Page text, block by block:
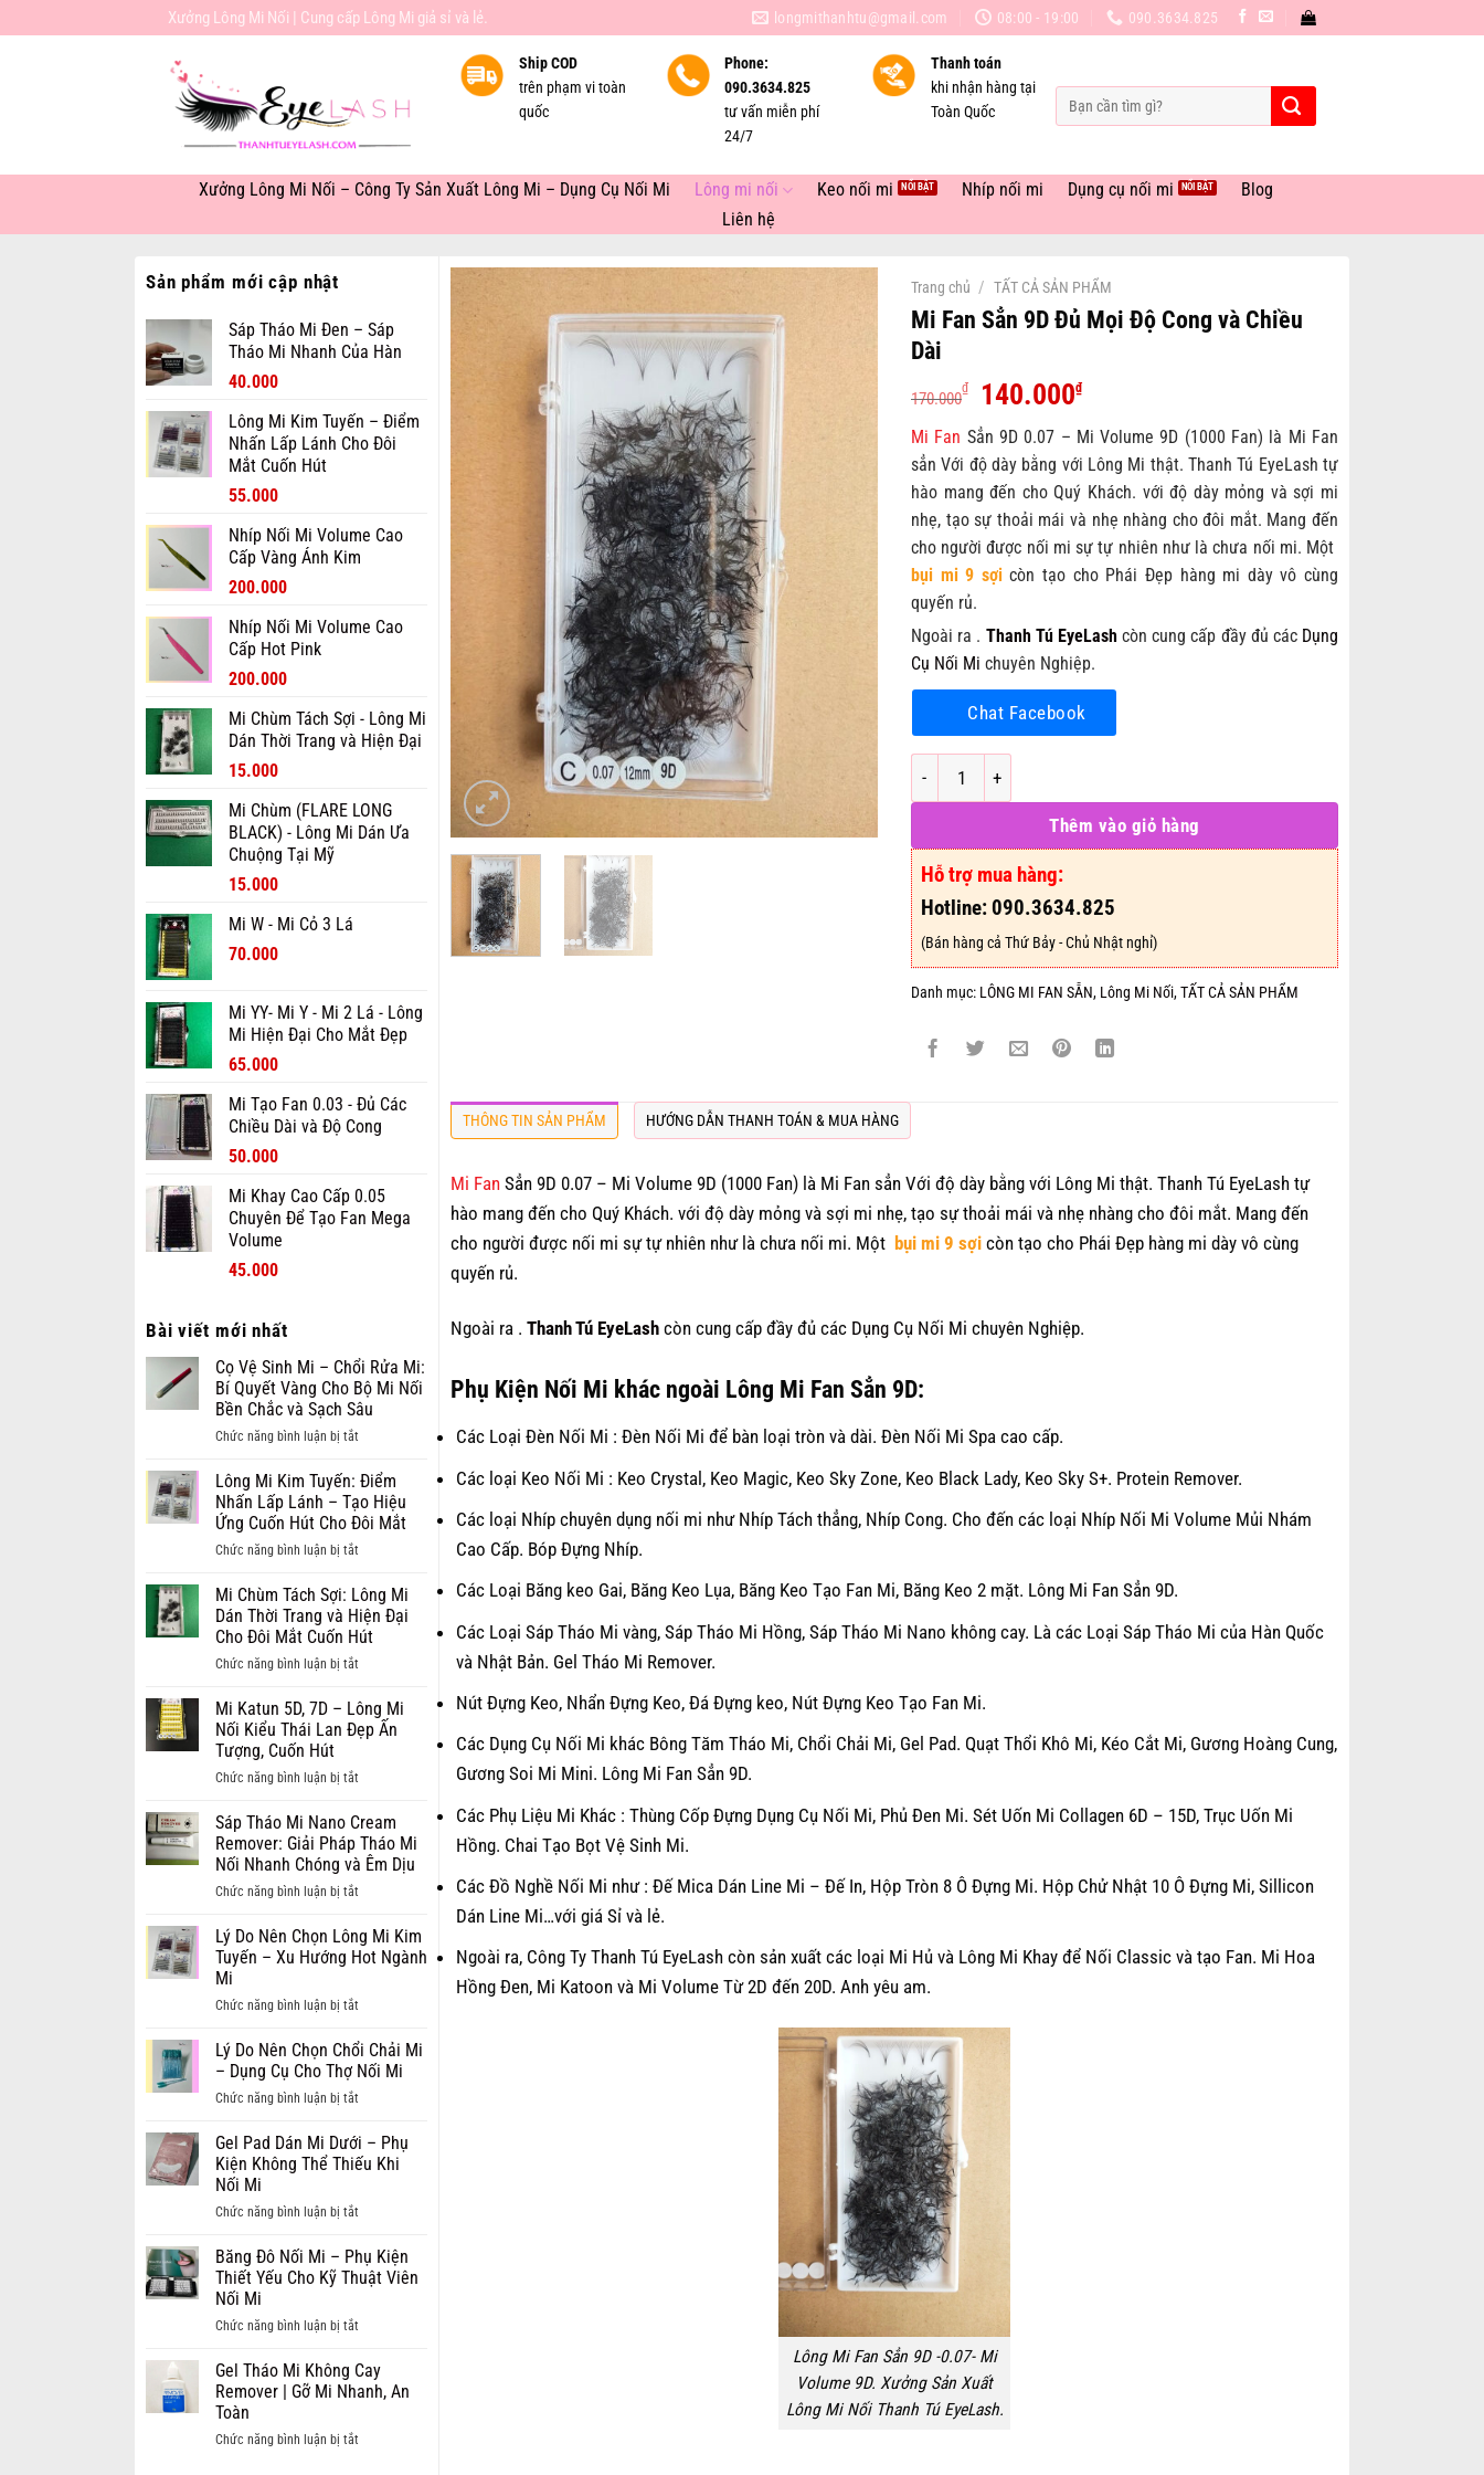
Xưởng Lông Mi Nối | Cung cấp Lông Mi giả sỉ và lẻ. longmithanhtu@gmail.com 08:00 - 19:00 090.3634.825
Ship COD
trên phạm vi toàn
quốc
Phone:
090.3634.825
tư vấn miễn phí
24/7
Thanh toán
khi nhận hàng tại
Toàn Quốc
Tìm
kiếm:
Xưởng Lông Mi Nối – Công Ty Sản Xuất Lông Mi – Dụng Cụ Nối Mi Lông mi nối Keo nối mi Nhíp nối mi Dụng cụ nối mi
Blog
Liên hệ
Sản phẩm mới cập nhật
Sáp Tháo Mi Đen – Sáp
Tháo Mi Nhanh Của Hàn
Giá
là:
60.000₫.
40.000Giá
tại
là:
40.000₫.
Lông Mi Kim Tuyến – Điểm
Nhấn Lấp Lánh Cho Đôi
Mắt Cuốn Hút
Giá
là:
70.000₫.
55.000Giá
tại
là:
55.000₫.
Nhíp Nối Mi Volume Cao
Cấp Vàng Ánh Kim
Giá
là:
300.000₫.
200.000Giá
tại
là:
200.000₫.
Nhíp Nối Mi Volume Cao
Cấp Hot Pink
Giá
là:
300.000₫.
200.000Giá
tại
là:
Mi Chùm Tách Sợi - Lông Mi
Dán Thời Trang và Hiện Đại
Giá
là:
20.000₫.
15.000Giá
tại
là:
15.000₫.
Mi Chùm (FLARE LONG
BLACK) - Lông Mi Dán Ưa
Chuộng Tại Mỹ
Giá
là:
20.000₫.
15.000Giá
tại
là:
Mi W - Mi Cỏ 3 Lá
Giá
90.000₫.
70.000Giá
là:
70.000₫.
Mi YY- Mi Y - Mi 2 Lá - Lông
Mi Hiện Đại Cho Mắt Đẹp
Giá
là:
80.000₫.
65.000Giá
tại
là:
65.000₫.
Mi Tạo Fan 0.03 - Đủ Các
Chiều Dài và Độ Cong
Giá
là:
70.000₫.
50.000Giá
tại
là:
50.000₫.
Mi Khay Cao Cấp 0.05
Chuyên Để Tạo Fan Mega
Volume
Giá
70.000₫.
45.000Giá
là:
45.000₫.
Bài viết mới nhất
Cọ Vệ Sinh Mi – Chổi Rửa Mi:
Bí Quyết Vàng Cho Bộ Mi Nối
Bền Chắc và Sạch Sâu
Chức năng bình luận bị tắt
Vệ
Sinh
Mi
Mi:
Bí
Quyết
Bộ
Mi
và
Sạch
Sâu
Lông Mi Kim Tuyến: Điểm
Nhấn Lấp Lánh – Tạo Hiệu
Ứng Cuốn Hút Cho Đôi Mắt
Chức năng bình luận bị tắt
Mi
Kim
Tuyến:
Lánh
–
Cuốn
Hút
Cho
Mi Chùm Tách Sợi: Lông Mi
Dán Thời Trang và Hiện Đại
Cho Đôi Mắt Cuốn Hút
Chức năng bình luận bị tắt
Chùm
Tách
Thời
Trang
và
Cho
Đôi
Mi Katun 5D, 7D – Lông Mi
Nối Kiểu Thái Lan Đẹp Ấn
Tượng, Cuốn Hút
Chức năng bình luận bị tắt
Katun
5D,
7D
Nối
Kiểu
Ấn
Tượng,
Sáp Tháo Mi Nano Cream
Remover: Giải Pháp Tháo Mi
Nối Nhanh Chóng và Êm Dịu
Chức năng bình luận bị tắt
Tháo
Mi
Giải
Pháp
Tháo
Nhanh
Chóng
Lý Do Nên Chọn Lông Mi Kim
Tuyến – Xu Hướng Hot Ngành
Mi
Chức năng bình luận bị tắt
Do
Nên
Kim
Tuyến
Hot
Ngành
Lý Do Nên Chọn Chổi Chải Mi
– Dụng Cụ Cho Thợ Nối Mi
Chức năng bình luận bị tắt
Do
Nên
–
Dụng
Nối
Mi
Gel Pad Dán Mi Dưới – Phụ
Kiện Không Thể Thiếu Khi
Nối Mi
Chức năng bình luận bị tắt
Pad
Dán
Kiện
Không
Băng Đô Nối Mi – Phụ Kiện
Thiết Yếu Cho Kỹ Thuật Viên
Nối Mi
Chức năng bình luận bị tắt
Đô
Nối
Gel Tháo Mi Không Cay
Remover | Gỡ Mi Nhanh, An
Toàn
Chức năng bình luận bị tắt
Trang chủ / TẤT CẢ SẢN PHẨM
Mi Fan Sẳn 9D Đủ Mọi Độ Cong và Chiều
Dài
170.000
₫
Giá
gốc
là:
170.000₫.
140.000₫Giá
hiện
tại
là:
140.000₫.
Mi Fan Sẳn 9D 0.07 – Mi Volume 9D (1000 Fan) là Mi Fan
sẳn Với độ dày bằng với Lông Mi thật. Thanh Tú EyeLash tự
hào mang đến cho Quý Khách. với độ dày mỏng và sợi mi
nhẹ, tạo sự thoải mái và nhẹ nhàng cho đôi mắt. Mang đến
cho người được nối mi sự tự nhiên như là chưa nối mi. Một
bụi mi 9 sợicòn tạo cho Phái Đẹp hàng mi dày vô cùng
quyến rủ.
Ngoài ra . Thanh Tú EyeLash còn cung cấp đầy đủ các Dụng
Cụ Nối Mi chuyên Nghiệp.
Chat Facebook
Thêm vào giỏ hàng
Hỗ trợ mua hàng:
Hotline: 090.3634.825
(Bán hàng cả Thứ Bảy - Chủ Nhật nghỉ)
Danh mục: LÔNG MI FAN SẴN, Lông Mi Nối,TẤT CẢ SẢN PHẨM
THÔNG TIN SẢN PHẨM HƯỚNG DẪN THANH TOÁN & MUA HÀNG
Mi Fan Sẳn 9D 0.07 – Mi Volume 9D (1000 Fan) là Mi Fan sẳn Với độ dày bằng với Lông Mi thật. Thanh Tú EyeLash tự
hào mang đến cho Quý Khách. với độ dày mỏng và sợi mi nhẹ, tạo sự thoải mái và nhẹ nhàng cho đôi mắt. Mang đến
cho người được nối mi sự tự nhiên như là chưa nối mi. Một bụi mi 9 sợi còn tạo cho Phái Đẹp hàng mi dày vô cùng
quyến rủ.
Ngoài ra . Thanh Tú EyeLash còn cung cấp đầy đủ các Dụng Cụ Nối Mi chuyên Nghiệp.
Phụ Kiện Nối Mi khác ngoài Lông Mi Fan Sẳn 9D:
Các Loại Đèn Nối Mi : Đèn Nối Mi để bàn loại tròn và dài. Đèn Nối Mi Spa cao cấp.
Các loại Keo Nối Mi : Keo Crystal, Keo Magic, Keo Sky Zone, Keo Black Lady, Keo Sky S+. Protein Remover.
Các loại Nhíp chuyên dụng nối mi như Nhíp Tách thẳng, Nhíp Cong. Cho đến các loại Nhíp Nối Mi Volume Mủi Nhám
Cao Cấp. Bóp Đựng Nhíp.
Các Loại Băng keo Gai, Băng Keo Lụa, Băng Keo Tạo Fan Mi, Băng Keo 2 mặt. Lông Mi Fan Sẳn 9D.
Các Loại Sáp Tháo Mi vàng, Sáp Tháo Mi Hồng, Sáp Tháo Mi Nano không cay. Là các Loại Sáp Tháo Mi của Hàn Quốc
và Nhật Bản. Gel Tháo Mi Remover.
Nút Đựng Keo, Nhẩn Đựng Keo, Đá Đựng keo, Nút Đựng Keo Tạo Fan Mi.
Các Dụng Cụ Nối Mi khác Bông Tăm Tháo Mi, Chổi Chải Mi, Gel Pad. Quạt Thổi Khô Mi, Kéo Cắt Mi, Gương Hoàng Cung,
Gương Soi Mi Mini. Lông Mi Fan Sẳn 9D.
Các Phụ Liệu Mi Khác : Thùng Cốp Đựng Dụng Cụ Nối Mi, Phủ Đen Mi. Sét Uốn Mi Collagen 6D – 15D, Trục Uốn Mi
Hồng. Chai Tạo Bọt Vệ Sinh Mi.
Các Đồ Nghề Nối Mi như : Đế Mica Dán Line Mi – Đế In, Hộp Tròn 8 Ô Đựng Mi. Hộp Chử Nhật 10 Ô Đựng Mi, Sillicon
Dán Line Mi…với giá Sỉ và lẻ.
Ngoài ra, Công Ty Thanh Tú EyeLash còn sản xuất các loại Mi Hủ và Lông Mi Khay để Nối Classic và tạo Fan. Mi Hoa
Hồng Đen, Mi Katoon và Mi Volume Từ 2D đến 20D. Anh yêu am.
Lông Mi Fan Sẳn 9D -0.07- Mi
Volume 9D. Xưởng Sản Xuất
Lông Mi Nối Thanh Tú EyeLash.